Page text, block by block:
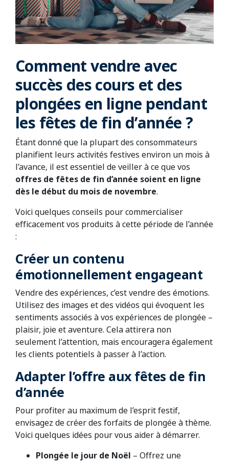
Comment vendre avec
succès des cours et des
plongées en ligne pendant
les fêtes de fin d’année ?
Étant donné que la plupart des consommateurs
planifient leurs activités festives environ un mois à
l’avance, il est essentiel de veiller à ce que vos
offres de fêtes de fin d’année soient en ligne
dès le début du mois de novembre.
Voici quelques conseils pour commercialiser
efficacement vos produits à cette période de l’année
:
Créer un contenu
émotionnellement engageant
Vendre des expériences, c’est vendre des émotions.
Utilisez des images et des vidéos qui évoquent les
sentiments associés à vos expériences de plongée –
plaisir, joie et aventure. Cela attirera non
seulement l’attention, mais encouragera également
les clients potentiels à passer à l’action.
Adapter l’offre aux fêtes de fin
d’année
Pour profiter au maximum de l’esprit festif,
envisagez de créer des forfaits de plongée à thème.
Voici quelques idées pour vous aider à démarrer.
Plongée le jour de Noël – Offrez une